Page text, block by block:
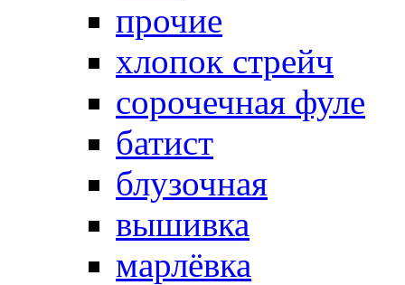
прочие
хлопок стрейч
cорочечная фуле
батист
блузочная
вышивка
марлёвка